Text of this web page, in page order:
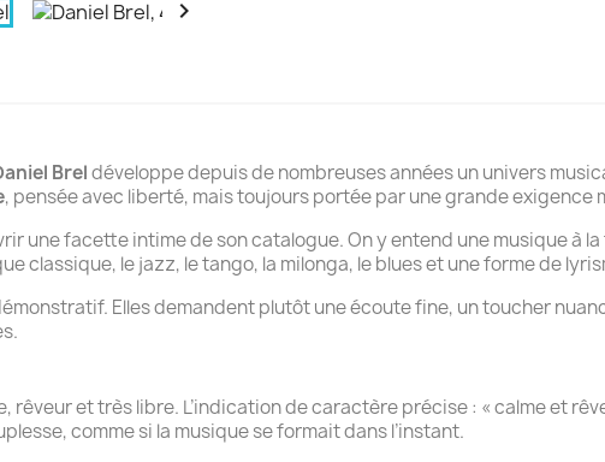

Breldéveloppe depuis de nombreuses années un univers
, pensée avec liberté, mais toujours portée par une grande exigence
une facette intime de son catalogue. On y entend une musique à
classique, le jazz, le tango, la milonga, le blues et une forme de
Elles demandent plutôt une écoute fine, un toucher
rêveur et très libre. L’indication de caractère précise : « calme et
comme si la musique se formait dans l’instant.